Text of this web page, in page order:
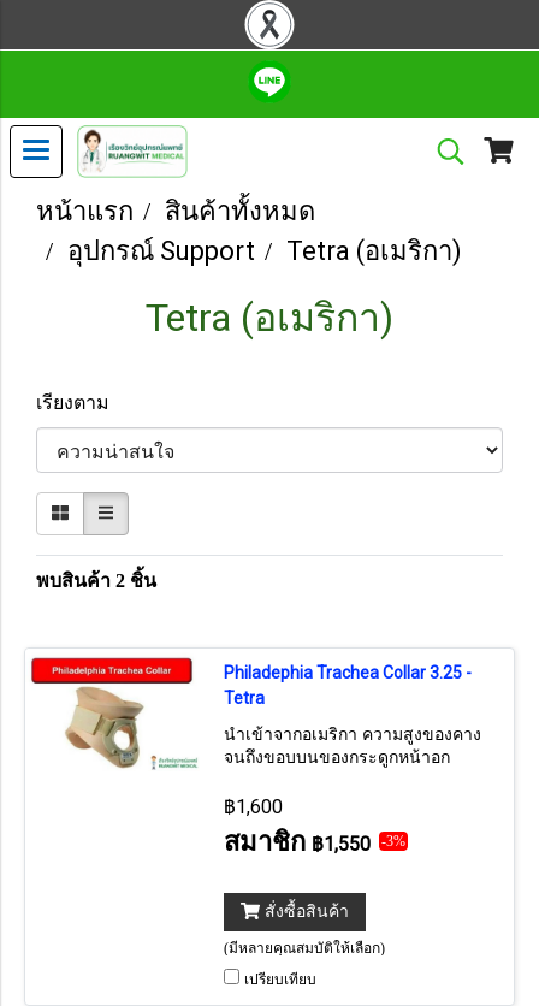
หน้าแรก
สินค้าทั้งหมด
อุปกรณ์ Support
Tetra (อเมริกา)
Tetra (อเมริกา)
เรียงตาม
พบสินค้า 2 ชิ้น
Philadephia Trachea Collar 3.25 -
Tetra
นำเข้าจากอเมริกา ความสูงของคาง
จนถึงขอบบนของกระดูกหน้าอก
฿1,600
สมาชิก ฿1,550 -3%
สั่งซื้อสินค้า
(มีหลายคุณสมบัติให้เลือก)
เปรียบเทียบ